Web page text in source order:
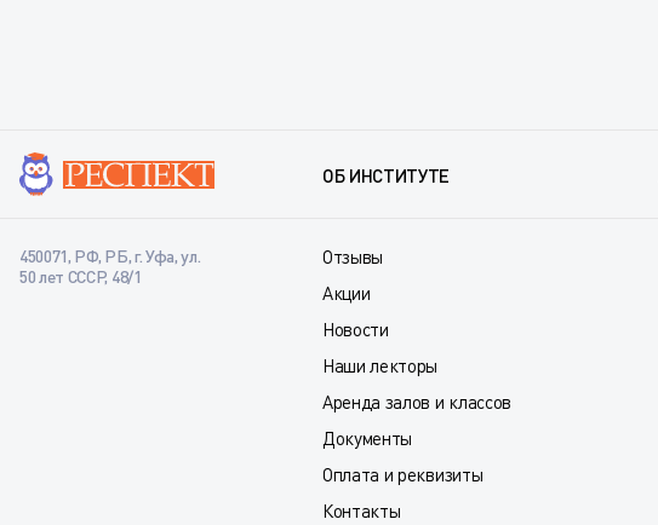
ОБ ИНСТИТУТЕ
Отзывы
Акции
Новости
Наши лекторы
Аренда залов и классов
Документы
Оплата и реквизиты
Контакты
450071, РФ, РБ, г. Уфа, ул.
50 лет СССР, 48/1